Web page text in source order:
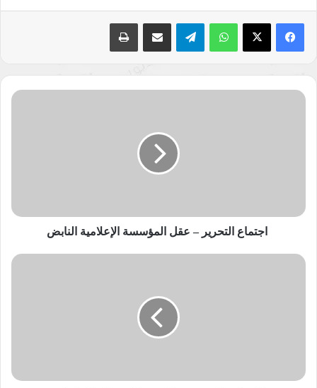
واتساب تيلقرام مشاركة عبر البريد طباعة
اجتماع
اجتماع التحرير – عقل المؤسسة الإعلامية النابض
قريبا: